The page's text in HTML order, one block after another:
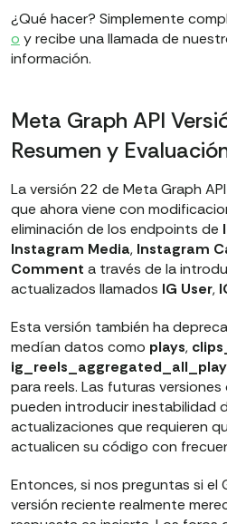
¿Qué hacer? Simplemente
o y recibe una llamada de
información.
Meta Graph API
Resumen y
La versión 22 de Meta Graph
que ahora viene con
eliminación de los endpoints de
Instagram Media, Instagram
Comment a través de la
actualizados llamados IG User,
Esta versión también ha
medían datos como plays,
para reels. Las futuras versiones
pueden introducir inestabilidad
actualizaciones que requieren
actualicen su código con
Entonces, si nos preguntas si el
versión reciente realmente